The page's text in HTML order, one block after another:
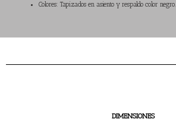
Colores: Tapizados en asiento y respaldo color negro.
DIMENSIONES